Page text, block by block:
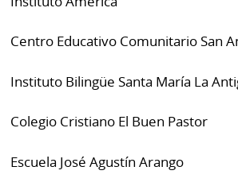
Sábado
Picante
La
Sin
Centro Educativo Comunitario San
Instituto Bilingüe Santa María La
Colegio Cristiano El Buen Pastor
Escuela José Agustín Arango